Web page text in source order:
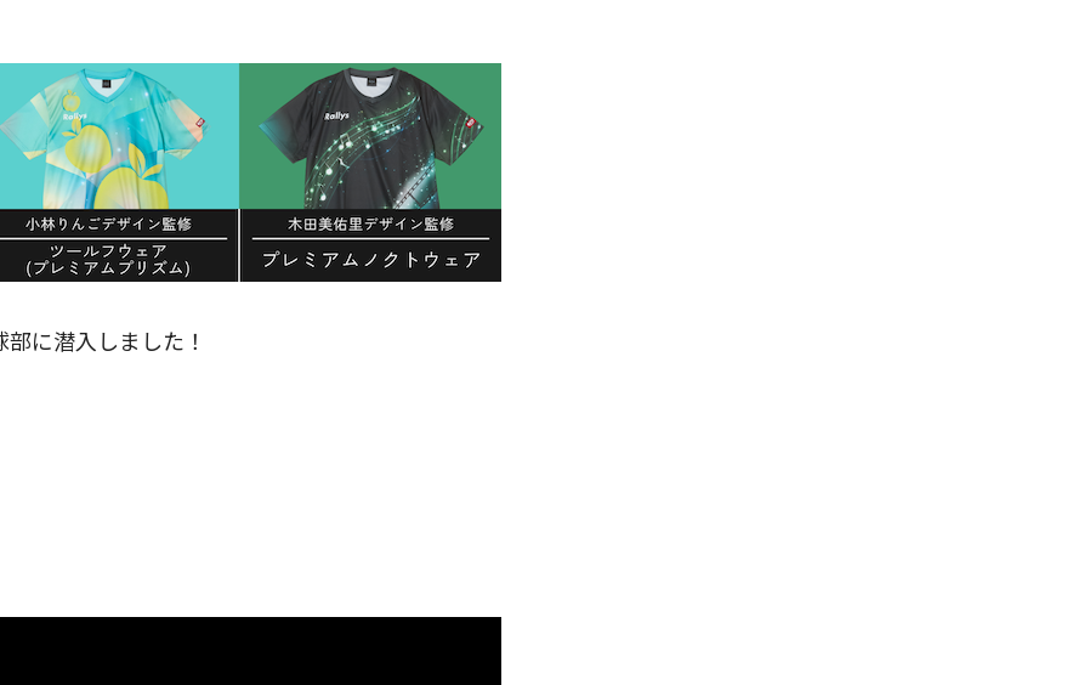
に潜入しました！